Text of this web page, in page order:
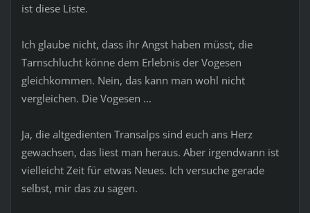
ist diese Liste.
Ich glaube nicht, dass ihr Angst haben müsst, die
Tarnschlucht könne dem Erlebnis der Vogesen
gleichkommen. Nein, das kann man wohl nicht
vergleichen. Die Vogesen ...
Ja, die altgedienten Transalps sind euch ans Herz
gewachsen, das liest man heraus. Aber irgendwann ist
vielleicht Zeit für etwas Neues. Ich versuche gerade
selbst, mir das zu sagen.